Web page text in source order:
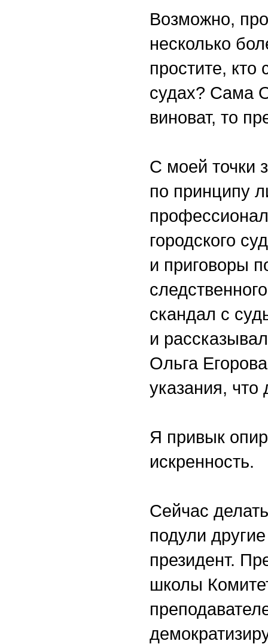
Возможно,
несколько
простите,
судах? Сама
виноват, то
С моей точки
по принципу
городского
и приговоры
скандал с
и
Ольга
указания,
Я привык
искренность.
Сейчас
подули
президент.
школы